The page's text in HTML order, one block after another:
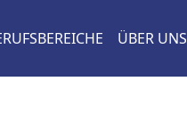
ÜBER UNS